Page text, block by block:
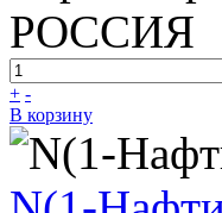
РОССИЯ
+ -
В корзину